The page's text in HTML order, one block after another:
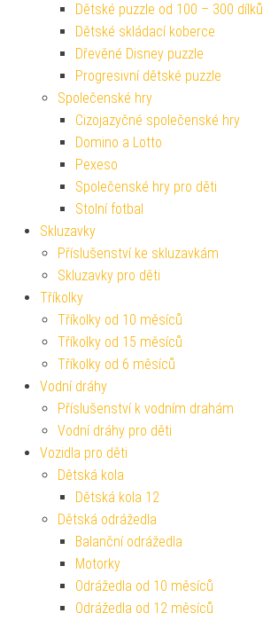
Dětské puzzle od 100 – 300 dílků
Dětské skládací koberce
Dřevěné Disney puzzle
Progresivní dětské puzzle
Společenské hry
Cizojazyčné společenské hry
Domino a Lotto
Pexeso
Společenské hry pro děti
Stolní fotbal
Skluzavky
Příslušenství ke skluzavkám
Skluzavky pro děti
Tříkolky
Tříkolky od 10 měsíců
Tříkolky od 15 měsíců
Tříkolky od 6 měsíců
Vodní dráhy
Příslušenství k vodním drahám
Vodní dráhy pro děti
Vozidla pro děti
Dětská kola
Dětská kola 12
Dětská odrážedla
Balanční odrážedla
Motorky
Odrážedla od 10 měsíců
Odrážedla od 12 měsíců